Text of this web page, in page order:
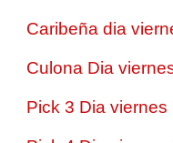
Caribeña dia
Culona Dia
Pick 3 Dia